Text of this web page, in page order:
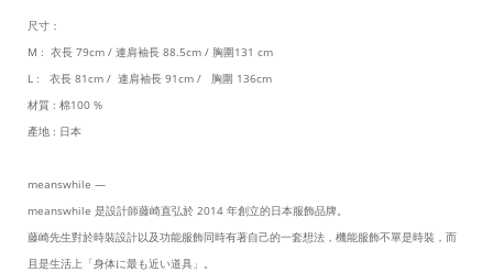
尺寸：
M : 衣長 79cm / 連肩袖長 88.5cm / 胸圍131 cm
L : 衣長 81cm / 連肩袖長 91cm / 胸圍 136cm
材質 : 棉100 %
產地 : 日本
meanswhile —
meanswhile 是設計師藤崎直弘於 2014 年創立的日本服飾品牌。
藤崎先生對於時裝設計以及功能服飾同時有著自己的一套想法，機能服飾不單是時裝，而
且是生活上「身体に最も近い道具」。